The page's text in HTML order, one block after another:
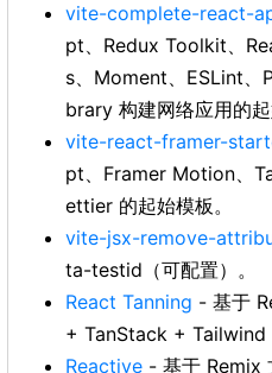
vite-complete-react-
pt、Redux Toolkit、
s、Moment、ESLint
brary 构建网络应用的起
vite-react-framer-
pt、Framer Motion、
ettier 的起始模板。
vite-jsx-remove-
ta-testid（可配置）。
React Tanning - 基于
+ TanStack + Tailwind
Reactive - 基于 Remix